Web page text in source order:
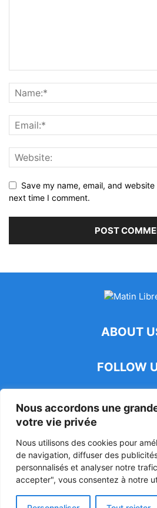
Nous accordons une
votre vie privée
Nous utilisons des cookies pour
de navigation, diffuser des
personnalisés et analyser notre
accepter", vous consentez à notre
Save my name, email, and
next time I comment.
ABOUT
FOLLOW
47ᵉ Assemblée Mondiale sur la
Luciano Hounkponou